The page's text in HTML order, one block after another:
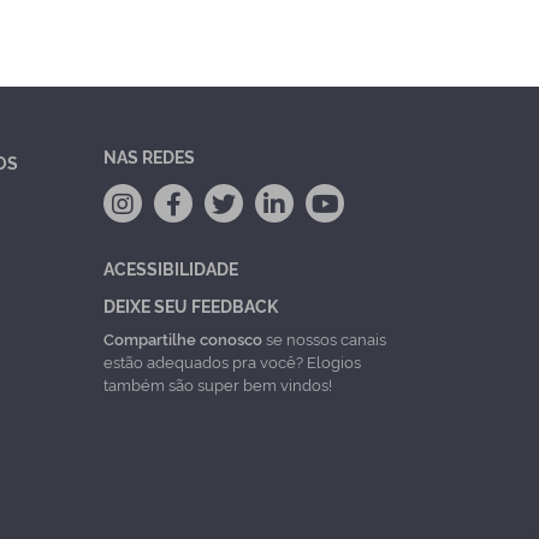
NAS REDES
ACESSIBILIDADE
DEIXE SEU FEEDBACK
Compartilhe conoscose nossos canais
estão adequados pra você? Elogios
também são super bem vindos!